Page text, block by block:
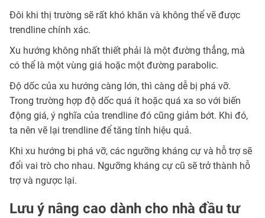
Đôi khi thị trường sẽ rất khó khăn và không thể vẽ được
trendline chính xác.
Xu hướng không nhất thiết phải là một đường thẳng, mà
có thể là một vùng giá hoặc một đường parabolic.
Độ dốc của xu hướng càng lớn, thì càng dễ bị phá vỡ.
Trong trường hợp độ dốc quá ít hoặc quá xa so với biến
động giá, ý nghĩa của trendline đó cũng giảm bớt. Khi đó,
ta nên vẽ lại trendline để tăng tính hiệu quả.
Khi xu hướng bị phá vỡ, các ngưỡng kháng cự và hỗ trợ sẽ
đổi vai trò cho nhau. Ngưỡng kháng cự cũ sẽ trở thành hỗ
trợ và ngược lại.
Lưu ý nâng cao dành cho nhà đầu tư